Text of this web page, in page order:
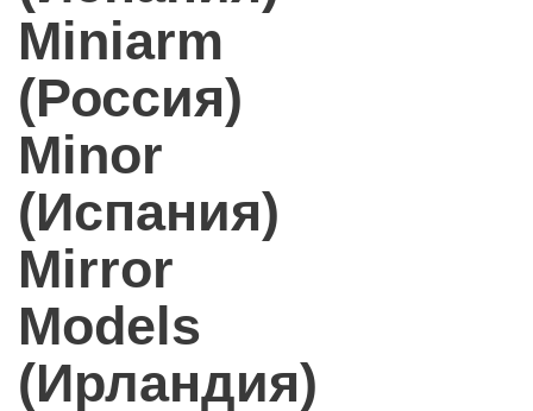
Miniarm
(Россия)
Minor
(Испания)
Mirror
Models
(Ирландия)